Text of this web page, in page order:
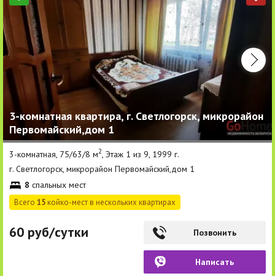
3-комнатная квартира, г. Светлогорск, микрорайон
Первомайский,дом 1
3-комнатная, 75/63/8 м2, Этаж 1 из 9, 1999 г.
г. Светлогорск, микрорайон Первомайский,дом 1
8 спальных мест
Всего 15 койко-мест в нескольких квартирах
60 руб/сутки Позвонить
Написать